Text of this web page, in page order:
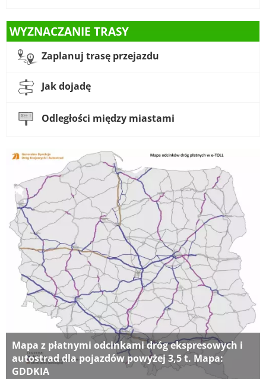
WYZNACZANIE TRASY
Zaplanuj trasę przejazdu
Jak dojadę
Odległości między miastami
Mapa z płatnymi odcinkami dróg ekspresowych i
autostrad dla pojazdów powyżej 3,5 t. Mapa:
GDDKIA